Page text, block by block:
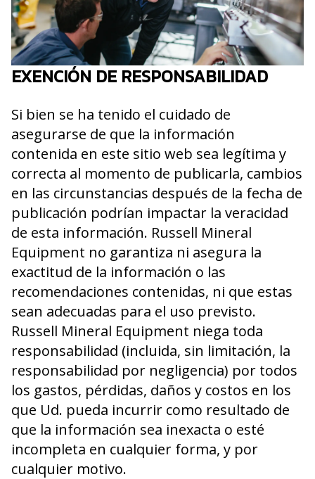
EXENCIÓN DE RESPONSABILIDAD
Si bien se ha tenido el cuidado de
asegurarse de que la información
contenida en este sitio web sea legítima y
correcta al momento de publicarla, cambios
en las circunstancias después de la fecha de
publicación podrían impactar la veracidad
de esta información. Russell Mineral
Equipment no garantiza ni asegura la
exactitud de la información o las
recomendaciones contenidas, ni que estas
sean adecuadas para el uso previsto.
Russell Mineral Equipment niega toda
responsabilidad (incluida, sin limitación, la
responsabilidad por negligencia) por todos
los gastos, pérdidas, daños y costos en los
que Ud. pueda incurrir como resultado de
que la información sea inexacta o esté
incompleta en cualquier forma, y por
cualquier motivo.